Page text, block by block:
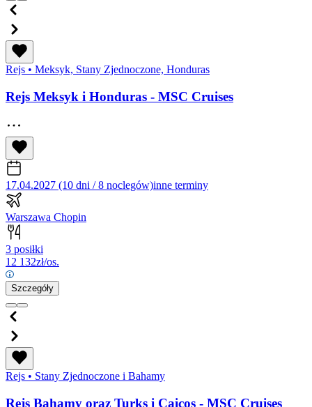
Rejs • Meksyk, Stany Zjednoczone, Honduras
Rejs Meksyk i Honduras - MSC Cruises
17.04.2027 (10 dni / 8 noclegów)inne terminy
Warszawa Chopin
3 posiłki
12 132zł/os.
Szczegóły
Rejs • Stany Zjednoczone i Bahamy
Rejs Bahamy oraz Turks i Caicos - MSC Cruises